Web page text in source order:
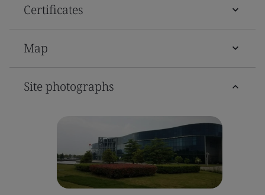
Certificates
Map
Site photographs